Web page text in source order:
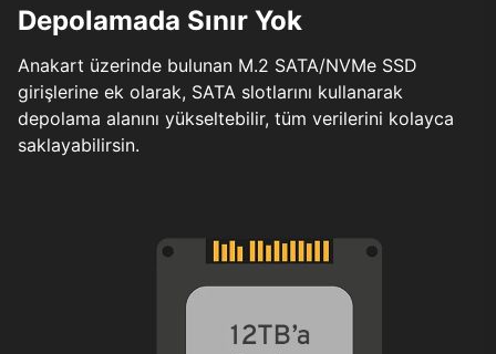
Depolamada Sınır Yok
Anakart üzerinde bulunan M.2 SATA/NVMe SSD
girişlerine ek olarak, SATA slotlarını kullanarak
depolama alanını yükseltebilir, tüm verilerini kolayca
saklayabilirsin.